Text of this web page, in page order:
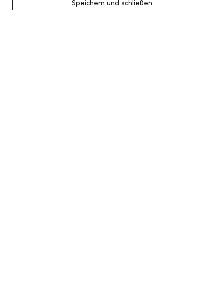
zurück
Speichern und schließen